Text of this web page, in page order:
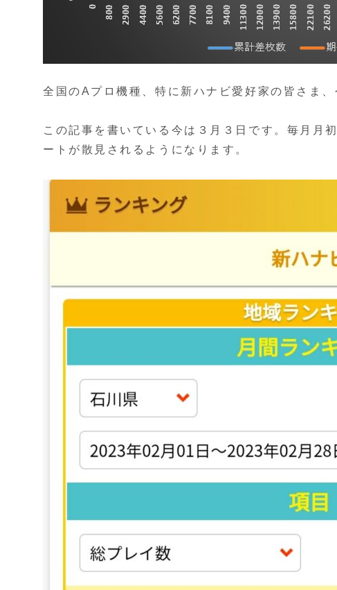
全国のAプロ機種、特に新ハナビ愛好家の皆さま
この記事を書いている今は３月３日です。毎月月
ートが散見されるようになります。